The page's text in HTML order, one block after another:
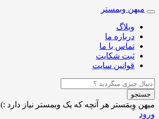
Toggle
navigation
میهن وبمستر
وبلاگ
درباره ما
تماس با ما
ثبت شکایت
قوانین سایت
جستجو
میهن وِبمَستر هر آنچه که یک وبمستر نیاز دارد :)
ورود